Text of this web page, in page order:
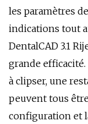
les paramètres
indications tout
DentalCAD ​​3.1
grande
à clipser, une
peuvent tous
configuration et